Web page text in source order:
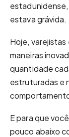
estava grávida.
Hoje,
maneiras
quantidade
estruturadas e
E para que
pouco abaixo